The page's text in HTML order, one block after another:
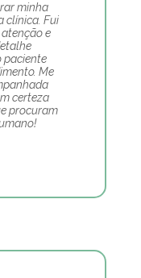
minha
clínica. Fui
e
paciente
Me
certeza
procuram